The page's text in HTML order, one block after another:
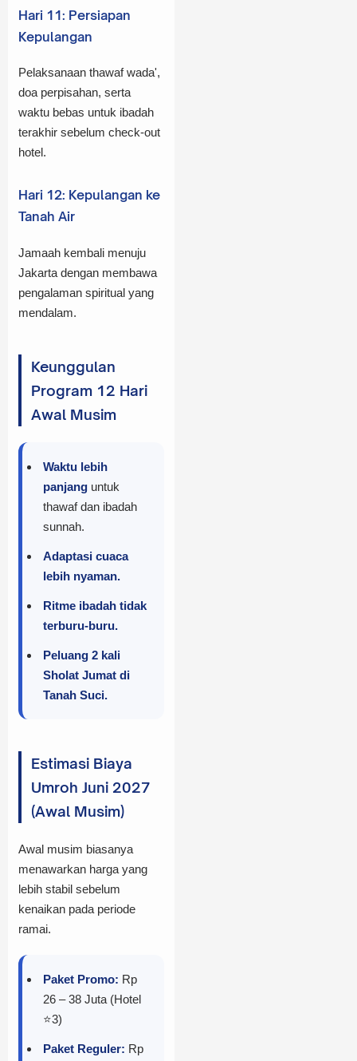
Hari 11: Persiapan
Kepulangan
Pelaksanaan thawaf wada',
doa perpisahan, serta
waktu bebas untuk ibadah
terakhir sebelum check-out
hotel.
Hari 12: Kepulangan ke
Tanah Air
Jamaah kembali menuju
Jakarta dengan membawa
pengalaman spiritual yang
mendalam.
Keunggulan
Program 12 Hari
Awal Musim
Waktu lebih
panjang untuk
thawaf dan ibadah
sunnah.
Adaptasi cuaca
lebih nyaman.
Ritme ibadah tidak
terburu-buru.
Peluang 2 kali
Sholat Jumat di
Tanah Suci.
Estimasi Biaya
Umroh Juni 2027
(Awal Musim)
Awal musim biasanya
menawarkan harga yang
lebih stabil sebelum
kenaikan pada periode
ramai.
Paket Promo: Rp
26 – 38 Juta (Hotel
⭐3)
Paket Reguler: Rp